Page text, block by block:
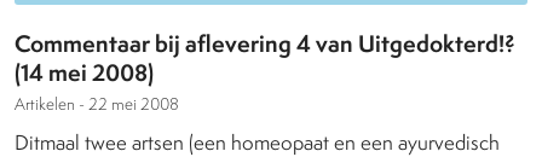
Commentaar bij aflevering 4 van Uitgedokterd!?
(14 mei 2008)
Artikelen - 22 mei 2008
Ditmaal twee artsen (een homeopaat en een ayurvedisch